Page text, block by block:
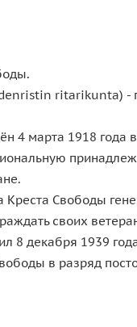
ritarikunta) -
4 марта 1918
Креста Свободы
своих
8 декабря 1939
в разряд